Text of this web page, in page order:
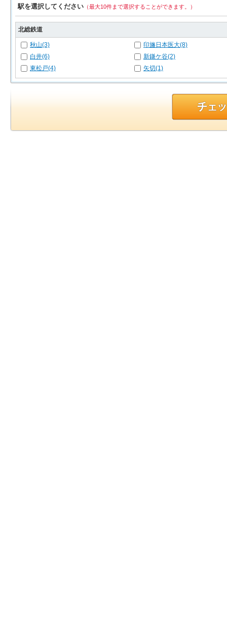
駅を選択してください （最大10件まで選択することができます。）
北総鉄道
秋山(3)
印旛日本医大(8)
白井(6)
新鎌ケ谷(2)
東松戸(4)
矢切(1)